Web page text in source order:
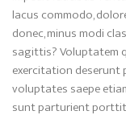
lacus commodo,
donec, minus modi
sagittis? Voluptatem
exercitation deserunt
voluptates saepe
sunt parturient